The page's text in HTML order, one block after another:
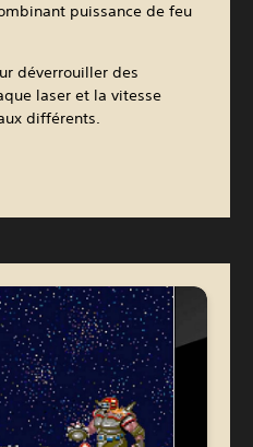
puissance de feu
déverrouiller des
laser et la vitesse
différents.